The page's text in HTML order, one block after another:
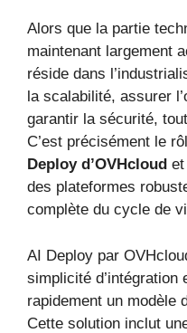
Alors que la partie
maintenant largement
réside dans
la scalabilité, assurer
garantir la sécurité,
C’est précisément le
Deploy d’OVHcloud et
des plateformes
complète du cycle de
AI Deploy par
simplicité
rapidement un modèle
Cette solution inclut